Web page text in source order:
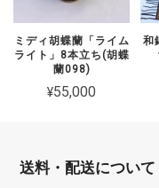
ミディ胡蝶蘭「ライム
ライト」8本立ち(胡蝶
蘭098)
¥55,000
和
送料・配送について